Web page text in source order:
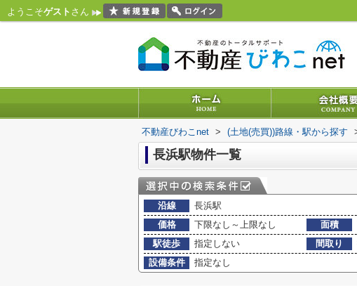
ようこそゲスト さん
不動産びわこnet > (土地(売買))路線・駅から探す
長浜駅物件一覧
沿線
長浜駅
価格
下限なし～上限なし 面積
駅徒歩
指定しない 間取り
設備条件
指定なし